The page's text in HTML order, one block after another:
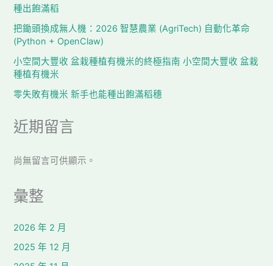
種出飽滿稻
把鋤頭換成無人機：2026 智慧農業 (AgriTech) 自動化革命
(Python + OpenClaw)
小空間大豐收 盆栽種植有機米的終極指南 小空間大豐收 盆栽
種植有機米
零失敗有機米 新手也能種出飽滿稻穗
近期留言
尚無留言可供顯示。
彙整
2026 年 2 月
2025 年 12 月